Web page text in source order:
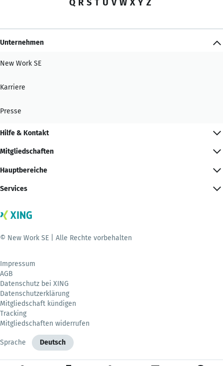
Q R S T U V W X Y Z
Unternehmen
New Work SE
Karriere
Presse
Hilfe & Kontakt
Mitgliedschaften
Hauptbereiche
Services
© New Work SE | Alle Rechte vorbehalten
Impressum
AGB
Datenschutz bei XING
Datenschutzerklärung
Mitgliedschaft kündigen
Tracking
Mitgliedschaften widerrufen
Sprache Deutsch